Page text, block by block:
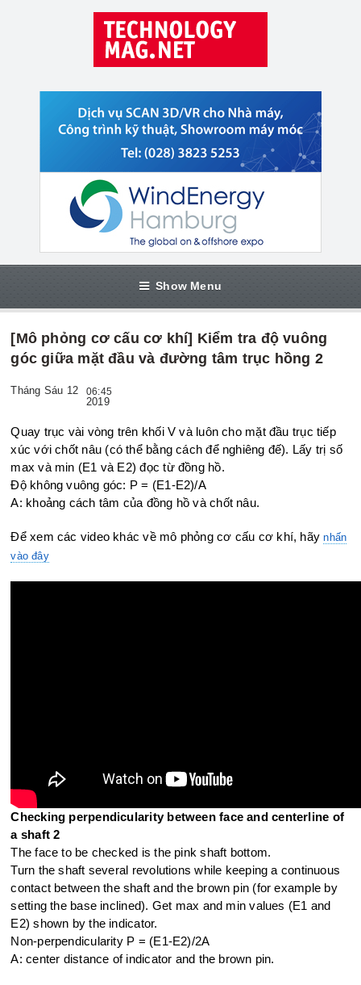
Show Menu
[Mô phỏng cơ cấu cơ khí] Kiểm tra độ vuông
góc giữa mặt đầu và đường tâm trục hồng 2
Tháng Sáu 12 06:45
2019
Quay trục vài vòng trên khối V và luôn cho mặt đầu trục tiếp
xúc vớichốt nâu (có thể bằng cách để nghiêng đế). Lấy trị số
max và min (E1 và E2) đọc từ đồng hồ.
Độ không vuông góc: P = (E1-E2)/A
A: khoảng cách tâm của đồng hồ và chốt nâu.
Để xem các video khác về mô phỏng cơ cấu cơ khí, hãynhấn
vào đây
Checking perpendicularity between face and centerline of
a shaft 2
The face to be checked is the pink shaft bottom.
Turn the shaft several revolutions while keeping a continuous
contact between the shaft and the brown pin (for example by
setting the base inclined). Get max and min values (E1 and
E2) shown by the indicator.
Non-perpendicularity P = (E1-E2)/2A
A: center distance of indicator and the brown pin.